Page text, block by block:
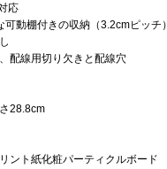
応
動棚付きの収納（3.2cmピッチ）
配線用切り欠きと配線穴
28.8cm
ント紙化粧パーティクルボード